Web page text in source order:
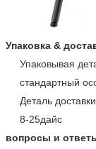
Упаковка &
Упаковывая
стандартный
Деталь
8-25дайс
вопросы и